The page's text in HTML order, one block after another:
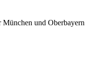
und Oberbayern